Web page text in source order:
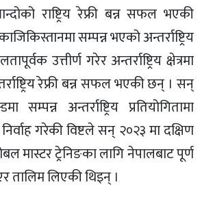
राष्ट्रिय रेफ्री बन्न सफल भएकी
सम्पन्न भएको अन्तर्राष्ट्रिय
उत्तीर्ण गरेर अन्तर्राष्ट्रिय क्षेत्रमा
रेफ्री बन्न सफल भएकी छन् । सन्
सम्पन्न अन्तर्राष्ट्रिय प्रतियोगितामा
गरेकी विष्टले सन् २०२३ मा दक्षिण
मास्टर ट्रेनिङका लागि नेपालबाट पूर्ण
तालिम लिएकी थिइन् ।